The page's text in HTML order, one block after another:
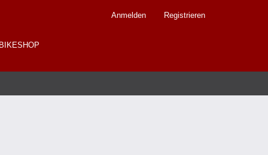
Anmelden Registrieren